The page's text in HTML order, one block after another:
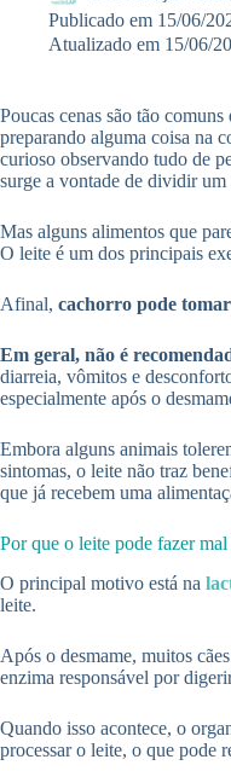
Publicado em 15/06/
Atualizado em 15/06/
Poucas cenas são tão
preparando alguma coisa na
curioso observando tudo de
surge a vontade de dividir um
Mas alguns alimentos que
O leite é um dos principais
Afinal, cachorro pode
Em geral, não é
diarreia, vômitos e
especialmente após o
Embora alguns animais
sintomas, o leite não traz
que já recebem uma
Por que o leite pode fazer mal
O principal motivo está na
leite.
Após o desmame, muitos
enzima responsável por
Quando isso acontece, o
processar o leite, o que pode